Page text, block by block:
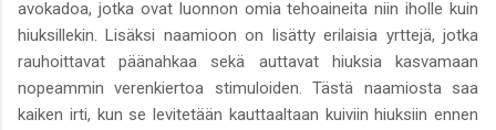
avokadoa, jotka ovat luonnon omia tehoaineita niin iholle kuin
hiuksillekin. Lisäksi naamioon on lisätty erilaisia yrttejä, jotka
rauhoittavat päänahkaa sekä auttavat hiuksia kasvamaan
nopeammin verenkiertoa stimuloiden. Tästä naamiosta saa
kaiken irti, kun se levitetään kauttaaltaan kuiviin hiuksiin ennen